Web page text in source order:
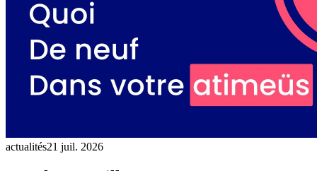
actualités21 juil. 2026